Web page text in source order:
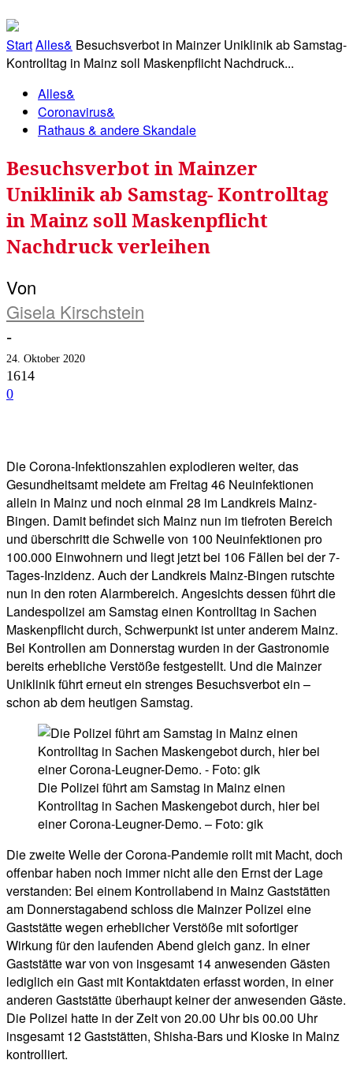
StartAlles& Besuchsverbot in Mainzer Uniklinik ab Samstag-
Kontrolltag in Mainz soll Maskenpflicht Nachdruck...
Alles&
Coronavirus&
Rathaus & andere Skandale
Besuchsverbot in Mainzer
Uniklinik ab Samstag- Kontrolltag
in Mainz soll Maskenpflicht
Nachdruck verleihen
Von
Gisela Kirschstein
-
24. Oktober 2020
1614
0
Die Corona-Infektionszahlen explodieren weiter, das
Gesundheitsamt meldete am Freitag 46 Neuinfektionen
allein in Mainz und noch einmal 28 im Landkreis Mainz-
Bingen. Damit befindet sich Mainz nun im tiefroten Bereich
und überschritt die Schwelle von 100 Neuinfektionen pro
100.000 Einwohnern und liegt jetzt bei 106 Fällen bei der 7-
Tages-Inzidenz. Auch der Landkreis Mainz-Bingen rutschte
nun in den roten Alarmbereich. Angesichts dessen führt die
Landespolizei am Samstag einen Kontrolltag in Sachen
Maskenpflicht durch, Schwerpunkt ist unter anderem Mainz.
Bei Kontrollen am Donnerstag wurden in der Gastronomie
bereits erhebliche Verstöße festgestellt. Und die Mainzer
Uniklinik führt erneut ein strenges Besuchsverbot ein –
schon ab dem heutigen Samstag.
Die Polizei führt am Samstag in Mainz einen
Kontrolltag in Sachen Maskengebot durch, hier bei
einer Corona-Leugner-Demo. – Foto: gik
Die zweite Welle der Corona-Pandemie rollt mit Macht, doch
offenbar haben noch immer nicht alle den Ernst der Lage
verstanden: Bei einem Kontrollabend in Mainz Gaststätten
am Donnerstagabend schloss die Mainzer Polizei eine
Gaststätte wegen erheblicher Verstöße mit sofortiger
Wirkung für den laufenden Abend gleich ganz. In einer
Gaststätte war von von insgesamt 14 anwesenden Gästen
lediglich ein Gast mit Kontaktdaten erfasst worden, in einer
anderen Gaststätte überhaupt keiner der anwesenden Gäste.
Die Polizei hatte in der Zeit von 20.00 Uhr bis 00.00 Uhr
insgesamt 12 Gaststätten, Shisha-Bars und Kioske in Mainz
kontrolliert.